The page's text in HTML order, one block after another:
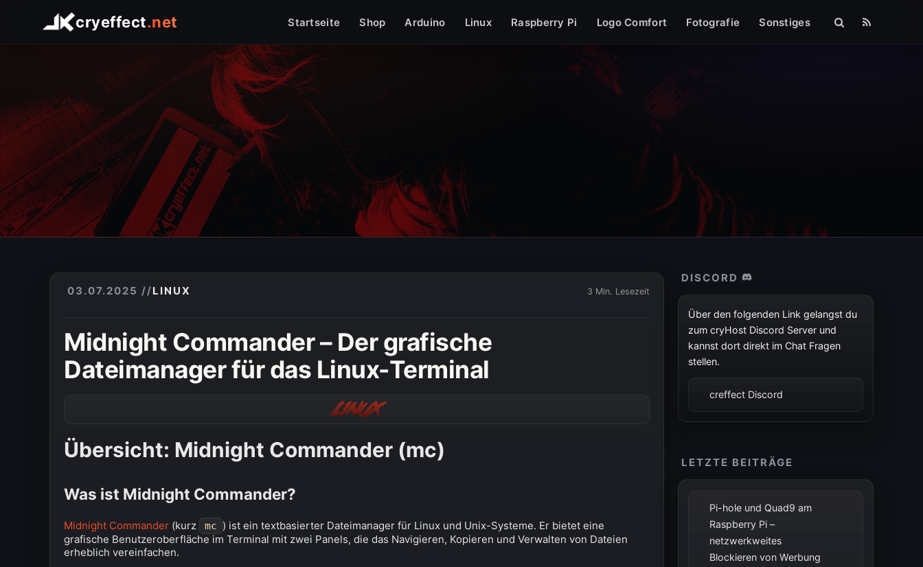
cryeffect.net Startseite Shop Arduino Linux Raspberry Pi Logo Comfort Fotografie Sonstiges
03.07.2025 //LINUX 3 Min. Lesezeit
Midnight Commander – Der grafische
Dateimanager für das Linux-Terminal
Linux
Übersicht: Midnight Commander (mc)
Was ist Midnight Commander?
Midnight Commander (kurz mc ) ist ein textbasierter Dateimanager für Linux und Unix-Systeme. Er bietet eine
grafische Benutzeroberfläche im Terminal mit zwei Panels, die das Navigieren, Kopieren und Verwalten von Dateien
erheblich vereinfachen.
DISCORD
Über den folgenden Link gelangst du
zum cryHost Discord Server und
kannst dort direkt im Chat Fragen
stellen.
creffect Discord
LETZTE BEITRÄGE
Pi-hole und Quad9 am
Raspberry Pi –
netzwerkweites
Blockieren von Werbung